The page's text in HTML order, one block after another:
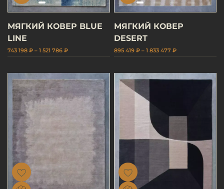
МЯГКИЙ КОВЕР BLUE
LINE
743 198 ₽ – 1 521 786 ₽
МЯГКИЙ КОВЕР
DESERT
895 419 ₽ – 1 833 477 ₽